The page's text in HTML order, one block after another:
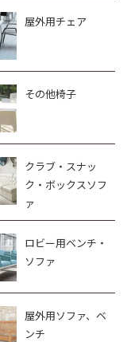
屋外用チェア
その他椅子
クラブ・スナッ
ク・ボックスソフ
ァ
ロビー用ベンチ・
ソファ
屋外用ソファ、ベ
ンチ